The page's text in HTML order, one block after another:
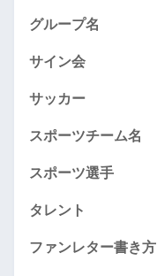
グループ名
サイン会
サッカー
スポーツチーム名
スポーツ選手
タレント
ファンレター書き方